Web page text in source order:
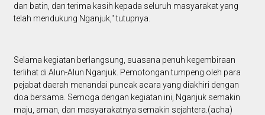
dan batin, dan terima kasih kepada seluruh masyarakat yang
telah mendukung Nganjuk," tutupnya.
Selama kegiatan berlangsung, suasana penuh kegembiraan
terlihat di Alun-Alun Nganjuk. Pemotongan tumpeng oleh para
pejabat daerah menandai puncak acara yang diakhiri dengan
doa bersama. Semoga dengan kegiatan ini, Nganjuk semakin
maju, aman, dan masyarakatnya semakin sejahtera.(acha)